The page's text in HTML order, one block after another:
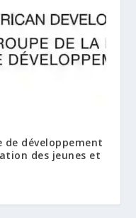
de développement
des jeunes et